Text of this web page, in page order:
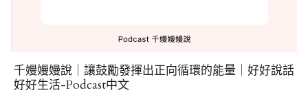
千嫚嫚嫚說｜讓鼓勵發揮出正向循環的能量｜好好說話
好好生活-Podcast中文